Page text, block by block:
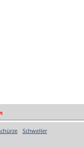
Schweller